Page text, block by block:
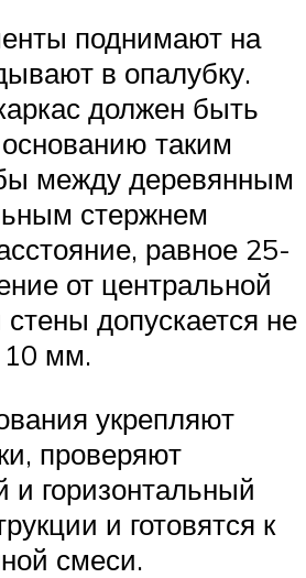
поднимают на
в опалубку.
должен быть
таким
между деревянным
стержнем
равное 25-
от центральной
допускается не
10 мм.
укрепляют
проверяют
и горизонтальный
и готовятся к
смеси.